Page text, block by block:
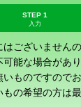
STEP 1
入力
はございませ
可能な場合があ
ものですのでお
の希望の方は